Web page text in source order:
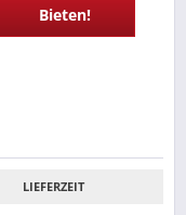
Bieten!
LIEFERZEIT